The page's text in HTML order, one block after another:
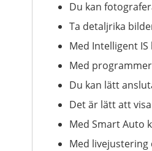
Du kan
Ta detaljrika
Med Intelligent
Med
Du kan lätt
Det är lätt att
Med Smart Auto
Med